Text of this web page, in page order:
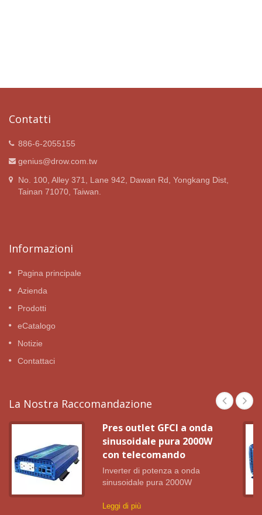
Contatti
886-6-2055155
genius@drow.com.tw
No. 100, Alley 371, Lane 942, Dawan Rd, Yongkang Dist,
Tainan 71070, Taiwan.
Informazioni
Pagina principale
Azienda
Prodotti
eCatalogo
Notizie
Contattaci
La Nostra Raccomandazione
Pres outlet GFCI a onda
sinusoidale pura 2000W
con telecomando
Inverter di potenza a onda
sinusoidale pura 2000W
Leggi di più